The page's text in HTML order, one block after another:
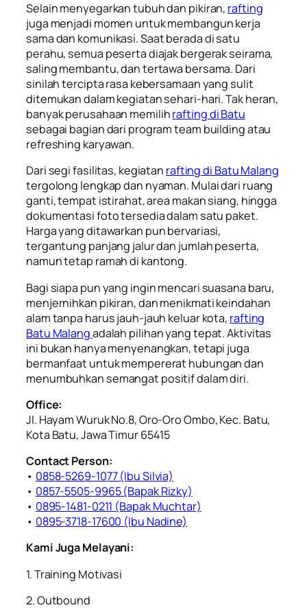
Selain menyegarkan tubuh dan pikiran, rafting
juga menjadi momen untuk membangun kerja
sama dan komunikasi. Saat berada di satu
perahu, semua peserta diajak bergerak seirama,
saling membantu, dan tertawa bersama. Dari
sinilah tercipta rasa kebersamaan yang sulit
ditemukan dalam kegiatan sehari-hari. Tak heran,
banyak perusahaan memilihrafting di Batu
sebagai bagian dari program team building atau
refreshing karyawan.
Dari segi fasilitas, kegiatan rafting di Batu Malang
tergolong lengkap dan nyaman. Mulai dari ruang
ganti, tempat istirahat, area makan siang, hingga
dokumentasi foto tersedia dalam satu paket.
Harga yang ditawarkan pun bervariasi,
tergantung panjang jalur dan jumlah peserta,
namun tetap ramah di kantong.
Bagi siapa pun yang ingin mencari suasana baru,
menjernihkan pikiran, dan menikmati keindahan
alam tanpa harus jauh-jauh keluar kota, rafting
Batu Malangadalah pilihan yang tepat. Aktivitas
ini bukan hanya menyenangkan, tetapi juga
bermanfaat untuk mempererat hubungan dan
menumbuhkan semangat positif dalam diri.
Office:
Jl. Hayam Wuruk No.8, Oro-Oro Ombo, Kec. Batu,
Kota Batu, Jawa Timur 65415
Contact Person:
• 0858-5269-1077 (Ibu Silvia)
• 0857-5505-9965 (Bapak Rizky)⁠
• ⁠0895-1481-0211 (Bapak Muchtar)
• 0895-3718-17600 (Ibu Nadine)
Kami Juga Melayani:
1. Training Motivasi
2. Outbound